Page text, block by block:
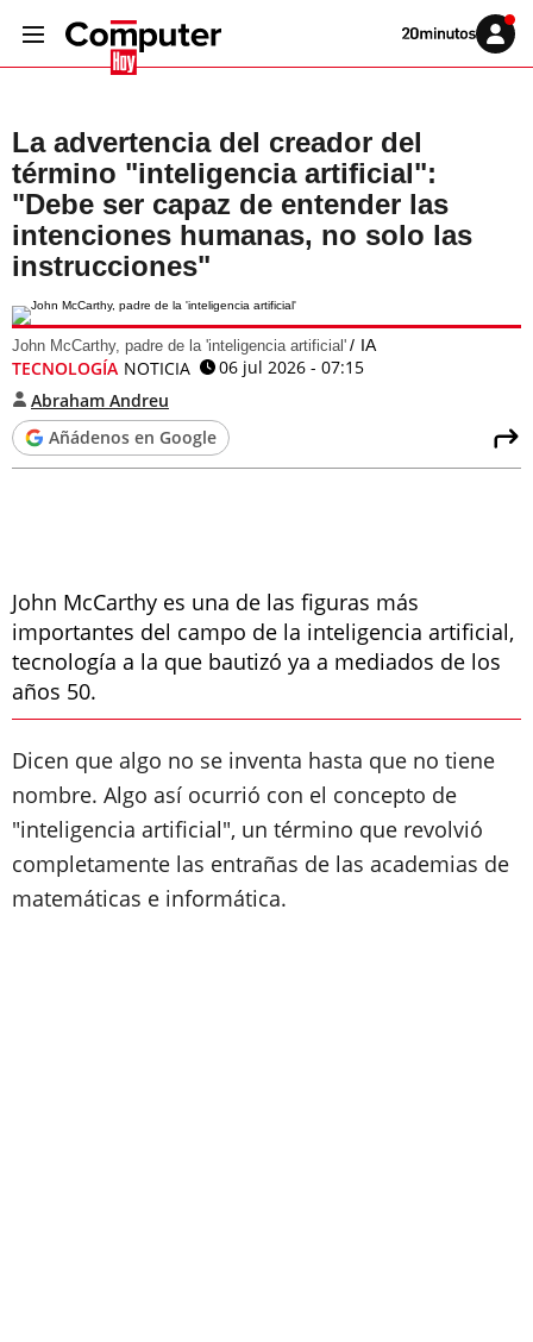
Volver
Iniciar
sesión
La advertencia del creador del
término "inteligencia artificial":
"Debe ser capaz de entender las
intenciones humanas, no solo las
instrucciones"
John McCarthy, padre de la 'inteligencia artificial' IA
TECNOLOGÍA NOTICIA
06 jul 2026 - 07:15
Abraham Andreu
Añádenos en Google
John McCarthy es una de las figuras más
importantes del campo de la inteligencia artificial,
tecnología a la que bautizó ya a mediados de los
años 50.
Dicen que algo no se inventa hasta que no tiene
nombre. Algo así ocurrió con el concepto de
"inteligencia artificial", un término que revolvió
completamente las entrañas de las academias de
matemáticas e informática.